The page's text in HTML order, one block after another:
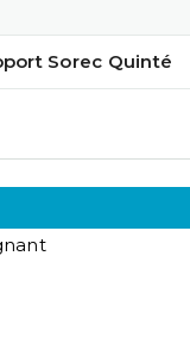
Sorec Quinté